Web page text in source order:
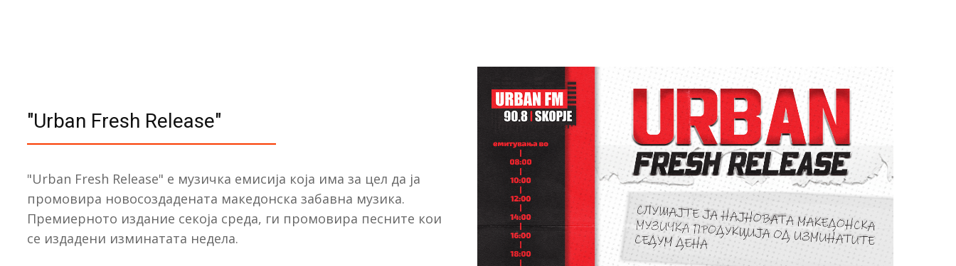
"Urban Fresh Release"
"Urban Fresh Release" е музичка емисија која има за цел да ја
промовира новосоздадената македонска забавна музика.
Премиерното издание секоја среда, ги промовира песните кои
се издадени изминатата недела.